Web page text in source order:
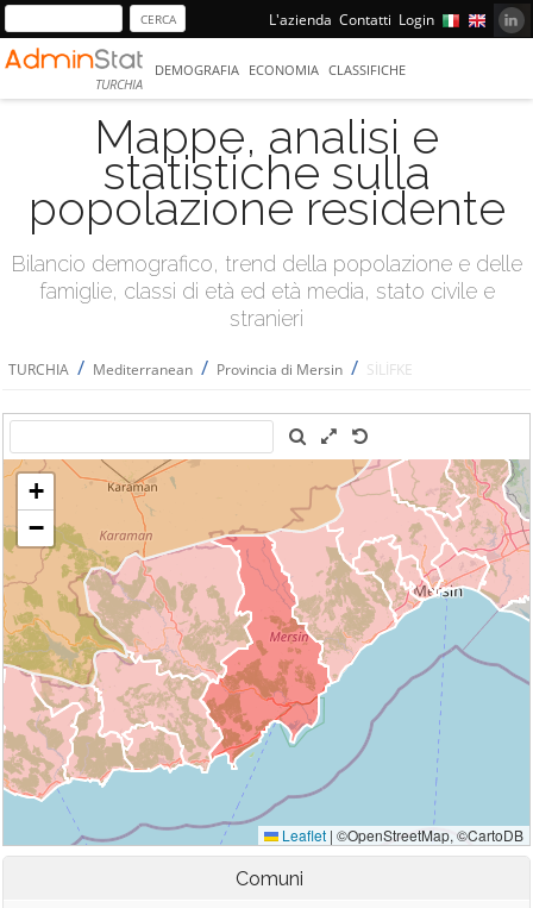
L'azienda Contatti Login
TURCHIA
DEMOGRAFIA ECONOMIA CLASSIFICHE
Mappe, analisi e
statistiche sulla
popolazione residente
Bilancio demografico, trend della popolazione e delle
famiglie, classi di età ed età media, stato civile e
stranieri
TURCHIA / Mediterranean / Provincia di Mersin / SİLİFKE
Comuni